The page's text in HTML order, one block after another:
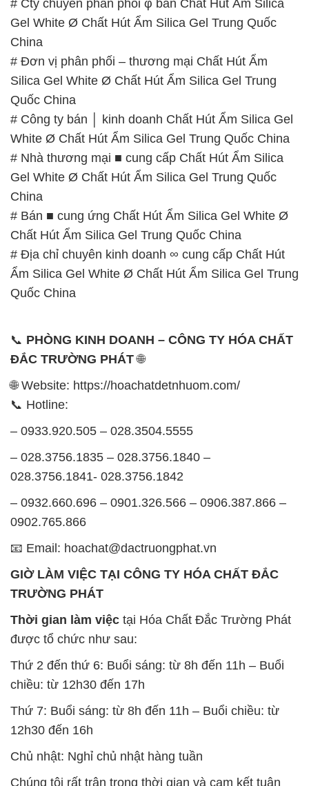
Gel White Ø Chất Hút Ẩm Silica Gel Trung Quốc
China
# Bán ■ cung ứng Chất Hút Ẩm Silica Gel White Ø
Chất Hút Ẩm Silica Gel Trung Quốc China
# Địa chỉ chuyên kinh doanh ∞ cung cấp Chất Hút
Ẩm Silica Gel White Ø Chất Hút Ẩm Silica Gel Trung
Quốc China
📞 PHÒNG KINH DOANH – CÔNG TY HÓA CHẤT
ĐẮC TRƯỜNG PHÁT
🌐 Website: https://hoachatdetnhuom.com/
📞 Hotline:
– 0933.920.505 – 028.3504.5555
– 028.3756.1835 – 028.3756.1840 –
– 0932.660.696 – 0901.326.566 – 0906.387.866 –
0902.765.866
📧 Email: hoachat@dactruongphat.vn
GIỜ LÀM VIỆC TẠI CÔNG TY HÓA CHẤT ĐẮC
TRƯỜNG PHÁT
Thời gian làm việctại Hóa Chất Đắc Trường Phát
được tổ chức như sau:
Thứ 2 đến thứ 6: Buổi sáng: từ 8h đến 11h – Buổi
chiều: từ 12h30 đến 17h
Thứ 7: Buổi sáng: từ 8h đến 11h – Buổi chiều: từ
Chủ nhật: Nghỉ chủ nhật hàng tuần
Chúng tôi rất trân trọng thời gian và cam kết tuân
thủ giờ làm việc để đảm bảo sự hỗ trợ tốt nhất cho
nhất của nhân viên.
TRƯỜNG PHÁT
Đông B, Quận Bình Tân, Sài Gòn TP. Hồ Chí
Minh